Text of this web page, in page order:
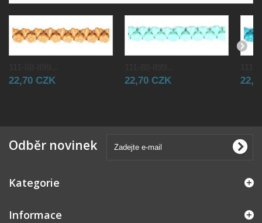
22,70 CZK 22,70 CZK
Odběr novinek
Kategorie
Informace